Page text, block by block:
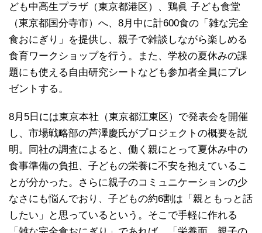
ども中高生プラザ（東京都港区）、鶏眞 子ども食堂
（東京都国分寺市）へ、8月中に計600食の「雑な完全
食おにぎり」を提供し、親子で雑談しながら楽しめる
食育ワークショップを行う。また、学校の夏休みの課
題にも使える自由研究シートなども参加者全員にプレ
ゼントする。
8月5日には東京本社（東京都江東区）で発表会を開催
し、市場戦略部の芦澤慶氏がプロジェクトの概要を説
明。同社の調査によると、働く親にとって夏休み中の
食事準備の負担、子どもの栄養に不安を抱えているこ
とが分かった。さらに親子のコミュニケーションの少
なさにも悩んでおり、子どもの約6割は「親ともっと話
したい」と思っているという。そこで手軽に作れる